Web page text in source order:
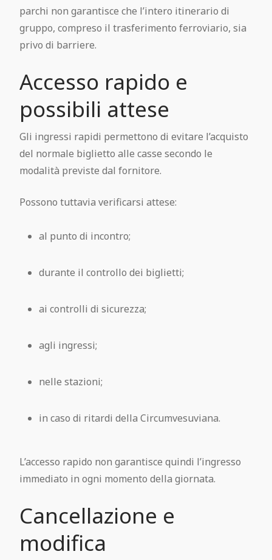
parchi non garantisce che l’intero itinerario di
gruppo, compreso il trasferimento ferroviario, sia
privo di barriere.
Accesso rapido e
possibili attese
Gli ingressi rapidi permettono di evitare l’acquisto
del normale biglietto alle casse secondo le
modalità previste dal fornitore.
Possono tuttavia verificarsi attese:
al punto di incontro;
durante il controllo dei biglietti;
ai controlli di sicurezza;
agli ingressi;
nelle stazioni;
in caso di ritardi della Circumvesuviana.
L’accesso rapido non garantisce quindi l’ingresso
immediato in ogni momento della giornata.
Cancellazione e
modifica